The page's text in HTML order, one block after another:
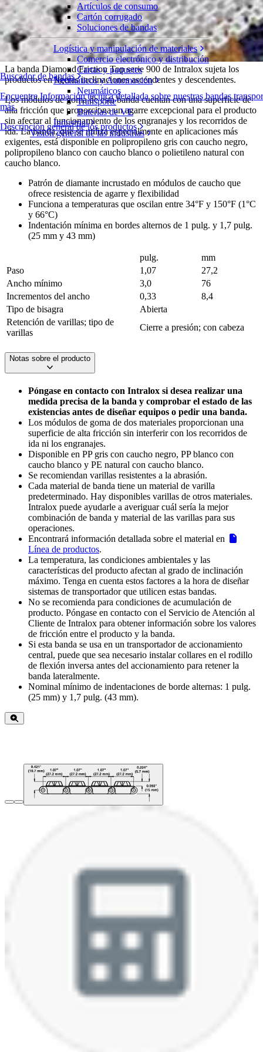
Buscador de bandas
Encuentre Información técnica detallada sobre nuestras bandas
más
Descripción general de los productos
Artículos de consumo
Cartón corrugado
Soluciones de bandas
Logística y manipulación de materiales
Comercio electrónico y distribución
Cartas y paquetes
Neumáticos y Automoción
Neumáticos
Transporte
Baterías de VE
Industrial
Visión general de las industrias
Diamond Friction Top
Serie 900
Compartir Solicite un presupuesto
La banda Diamond Friction Top serie 900 de Intralox sujeta los
productos en ligeras inclinaciones ascendentes y descendentes.
Los módulos de goma de esta banda cuentan con una superficie de
alta fricción que proporciona un agarre excepcional para el producto
sin afectar al funcionamiento de los engranajes y los recorridos de
ida. La banda, que se utiliza especialmente en aplicaciones más
exigentes, está disponible en polipropileno gris con caucho negro,
polipropileno blanco con caucho blanco o polietileno natural con
caucho blanco.
Patrón de diamante incrustado en módulos de caucho que
ofrece resistencia de agarre y flexibilidad
Funciona a temperaturas que oscilan entre 34°F y 150°F (1°C
y 66°C)
Indentación mínima en bordes alternos de 1 pulg. y 1,7 pulg.
(25 mm y 43 mm)
pulg.
mm
Paso
1,07
27,2
Ancho mínimo
3,0
76
Incrementos del ancho
0,33
8,4
Tipo de bisagra
Abierta
Retención de varillas; tipo de
varillas
Cierre a presión; con cabeza
Notas sobre el producto
Póngase en contacto con Intralox si desea realizar una
medida precisa de la banda y comprobar el estado de las
existencias antes de diseñar equipos o pedir una banda.
Los módulos de goma de dos materiales proporcionan una
superficie de alta fricción sin interferir con los recorridos de
ida ni los engranajes.
Disponible en PP gris con caucho negro, PP blanco con
caucho blanco y PE natural con caucho blanco.
Se recomiendan varillas resistentes a la abrasión.
Cada material de banda tiene un material de varilla
predeterminado. Hay disponibles varillas de otros materiales.
Intralox puede ayudarle a averiguar cuál sería la mejor
combinación de banda y material de las varillas para sus
operaciones.
Encontrará información detallada sobre el material en
Línea de productos.
La temperatura, las condiciones ambientales y las
características del producto afectan al grado de inclinación
máximo. Tenga en cuenta estos factores a la hora de diseñar
sistemas de transportador que utilicen estas bandas.
No se recomienda para condiciones de acumulación de
producto. Póngase en contacto con el Servicio de Atención al
Cliente de Intralox para obtener información sobre los valores
de fricción entre el producto y la banda.
Si esta banda se usa en un transportador de accionamiento
central, puede que sea necesario instalar collares en el rodillo
de flexión inversa antes del accionamiento para retener la
banda lateralmente.
Nominal mínimo de indentaciones de borde alternas: 1 pulg.
(25 mm) y 1,7 pulg. (43 mm).